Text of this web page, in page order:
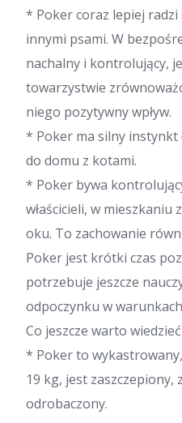
* Poker coraz lepiej
innymi psami. W
nachalny i kontrolujący,
towarzystwie
niego pozytywny wpływ.
* Poker ma silny instynkt
do domu z kotami.
* Poker bywa
właścicieli, w mieszkaniu
oku. To zachowanie
Poker jest krótki czas
potrzebuje jeszcze
odpoczynku w
Co jeszcze warto
* Poker to
19 kg, jest zaszczepiony,
odrobaczony.